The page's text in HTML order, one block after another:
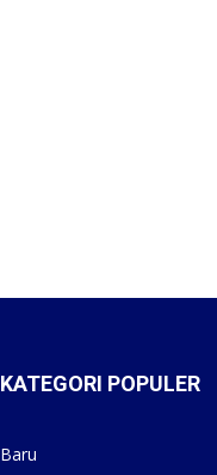
KATEGORI POPULER
Baru